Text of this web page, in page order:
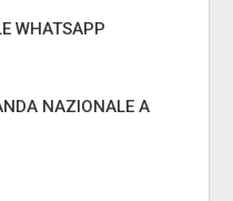
WHATSAPP
NAZIONALE A